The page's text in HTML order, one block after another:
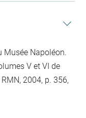
Musée Napoléon.
V et VI de
2004, p. 356,